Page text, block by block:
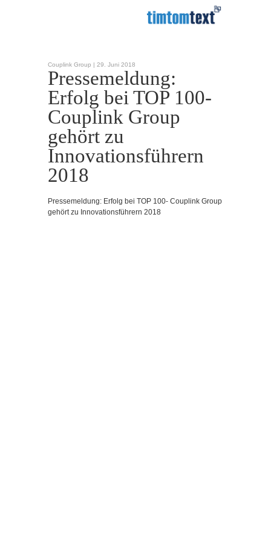
Couplink Group | 29. Juni 2018
Pressemeldung:
Erfolg bei TOP 100-
Couplink Group
gehört zu
Innovationsführern
2018
Pressemeldung: Erfolg bei TOP 100- Couplink Group
gehört zu Innovationsführern 2018